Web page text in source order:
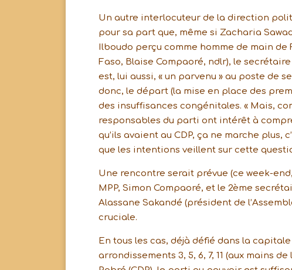
Un autre interlocuteur de la direction
pour sa part que, même si Zacharia
Ilboudo perçu comme homme de main
Faso, Blaise Compaoré, ndlr), le
est, lui aussi, « un parvenu » au poste de
donc, le départ (la mise en place des
des insuffisances congénitales. « Mais,
responsables du parti ont intérêt à
qu’ils avaient au CDP, ça ne marche
que les intentions veillent sur cette
Une rencontre serait prévue (ce week-
MPP, Simon Compaoré, et le 2ème
Alassane Sakandé (président de
cruciale.
En tous les cas, déjà défié dans la
arrondissements 3, 5, 6, 7, 11 (aux mains